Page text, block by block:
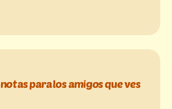
para los amigos que ves